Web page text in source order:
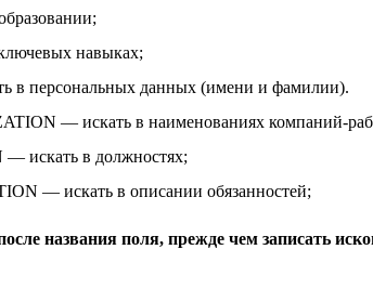
навыках;
в персональных данных (имени и фамилии).
— искать в наименованиях компаний-
искать в должностях;
— искать в описании обязанностей;
названия поля, прежде чем записать